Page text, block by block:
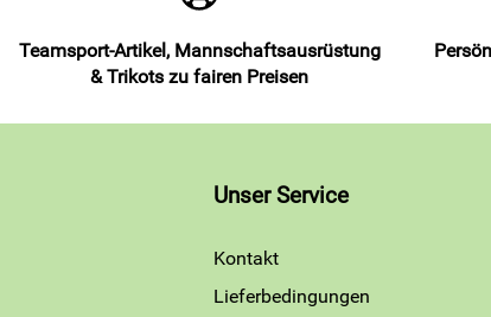
Teamsport-Artikel, Mannschaftsausrüstung
& Trikots zu fairen Preisen
Unser Service
Kontakt
Lieferbedingungen